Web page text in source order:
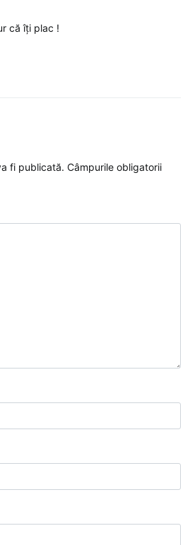
că îţi plac !
fi publicată. Câmpurile obligatorii